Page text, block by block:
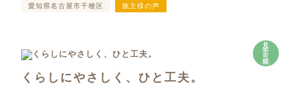
愛知県名古屋市千種区 施主様の声
見
学
可
能
くらしにやさしく、ひと工夫。